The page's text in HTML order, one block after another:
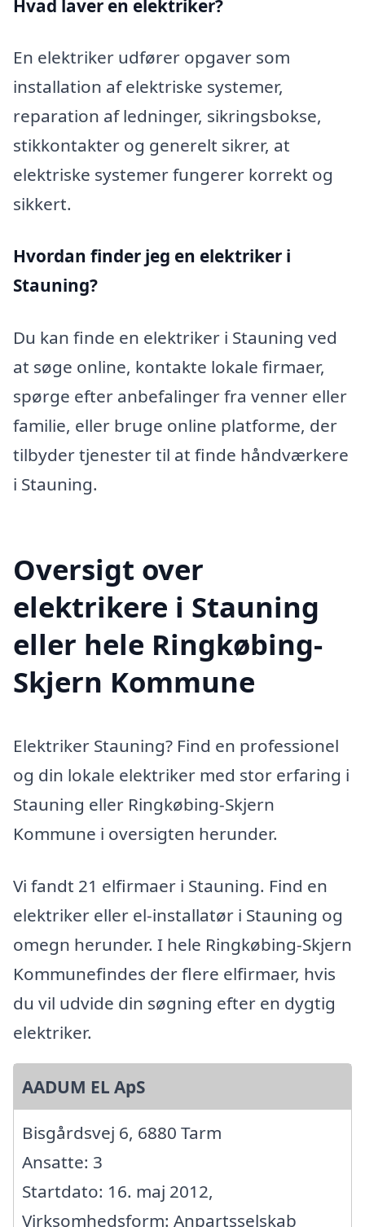
Hvad laver en elektriker?
En elektriker udfører opgaver som
installation af elektriske systemer,
reparation af ledninger, sikringsbokse,
stikkontakter og generelt sikrer, at
elektriske systemer fungerer korrekt og
sikkert.
Hvordan finder jeg en elektriker i
Stauning?
Du kan finde en elektriker i Stauning ved
at søge online, kontakte lokale firmaer,
spørge efter anbefalinger fra venner eller
familie, eller bruge online platforme, der
tilbyder tjenester til at finde håndværkere
i Stauning.
Oversigt over
elektrikere i Stauning
eller hele Ringkøbing-
Skjern Kommune
Elektriker Stauning? Find en professionel
og din lokale elektriker med stor erfaring i
Stauning eller Ringkøbing-Skjern
Kommune i oversigten herunder.
Vi fandt 21 elfirmaer i Stauning. Find en
elektriker eller el-installatør i Stauning og
omegn herunder. I hele Ringkøbing-Skjern
Kommunefindes der flere elfirmaer, hvis
du vil udvide din søgning efter en dygtig
elektriker.
AADUM EL ApS
Bisgårdsvej 6, 6880 Tarm
Ansatte: 3
Startdato: 16. maj 2012,
Virksomhedsform: Anpartsselskab